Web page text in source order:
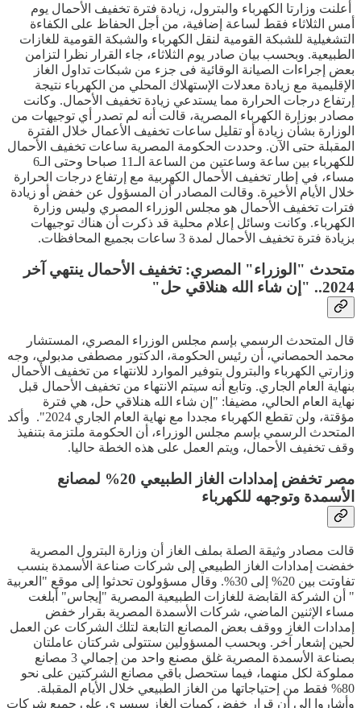
أعلنت وزارتا الكهرباء والبترول، زيادة فترة تخفيف الأحمال يوم
أمس الثلاثاء فقط لساعة إضافية، من أجل الحفاظ على الكفاءة
التشغيلية للشبكة القومية لنقل الكهرباء والشبكة القومية للغازات
الطبيعية. وبحسب بيان صادر يوم الثلاثاء، جاء القرار نظرا لتزامن
بعض إجراءات الصيانة الوقائية فى جزء من شبكات تداول الغاز
الإقليمية مع زيادة معدلات الإستهلاك المحلي من الكهرباء نتيجة
إرتفاع درجات الحرارة مما يستدعي زيادة تخفيف الأحمال. وكانت
مصادر بوزارة الكهرباء المصرية، قالت أنه لم تصدر أي توجيهات من
الوزارة بشأن زيادة أو تقليل ساعات تخفيف الأعمال خلال الفترة
المقبلة حتى الآن. وحددت الحكومة المصرية ساعات تخفيف الأحمال
للكهرباء بين ساعة وساعتين من الساعة الـ11 صباحا وحتى الـ6
مساء، في إطار تخفيف الأحمال الكهربية مع إرتفاع درجات الحرارة
خلال الأيام الأخيرة. وقالت المصادر أن المسؤول عن خفض أو زيادة
فترات تخفيف الأحمال هو مجلس الوزراء المصري وليس وزارة
الكهرباء. وكانت وسائل إعلام محلية قد ذكرت أن هناك توجيهات
بزيادة فترة تخفيف الأحمال لمدة 3 ساعات بجميع المحافظات.
متحدث "الوزراء" المصري: تخفيف الأحمال ينتهي آخر
2024.. "إن شاء الله هنلاقي حل"
قال المتحدث الرسمي بإسم مجلس الوزراء المصري، المستشار
محمد الحمصاني، أن رئيس الحكومة، الدكتور مصطفى مدبولي، وجه
وزارتي الكهرباء والبترول بتوفير الموارد للانتهاء من تخفيف الأحمال
بنهاية العام الجاري. وتابع أنه سيتم الانتهاء من تخفيف الأحمال قبل
نهاية العام الحالي، مضيفا: "إن شاء الله هنلاقي حل، هي فترة
مؤقتة، ولن تقطع الكهرباء مجددا مع نهاية العام الجاري 2024". وأكد
المتحدث الرسمي بإسم مجلس الوزراء، أن الحكومة ملتزمة بتنفيذ
وقف تخفيف الأحمال، ويتم العمل على هذه الخطة حاليا.
مصر تخفض إمدادات الغاز الطبيعي 20% لمصانع
الأسمدة وتوجهه للكهرباء
قالت مصادر وثيقة الصلة بملف الغاز أن وزارة البترول المصرية
خفضت إمدادات الغاز الطبيعي إلى شركات صناعة الأسمدة بنسب
تفاوتت بين 20% إلى 30%. وقال مسؤولون تحدثوا إلى موقع "العربية
" أن الشركة القابضة للغازات الطبيعية المصرية "إيجاس" أبلغت
مساء الإثنين الماضي، شركات الأسمدة المصرية بقرار خفض
إمدادات الغاز ووقف بعض المصانع التابعة لتلك الشركات عن العمل
لحين إشعار آخر. وبحسب المسؤولين ستتولى شركتان عاملتان
بصناعة الأسمدة المصرية غلق مصنع واحد من إجمالي 3 مصانع
مملوكة لكل منهما، فيما ستحصل باقي مصانع الشركتين على نحو
80% فقط من إحتياجاتها من الغاز الطبيعي خلال الأيام المقبلة.
وأشاروا إلى أن قرار خفض كميات الغاز سيسري على جميع شركات